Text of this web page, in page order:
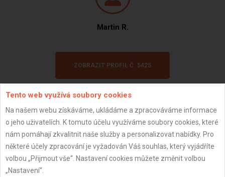
Martin R.
ZOBRAZIT PROFIL Č. 5425
Důležité informace
Naše firmy a řemeslníci
Tento web využívá soubory cookies
Na našem webu získáváme, ukládáme a zpracováváme informace
o jeho uživatelích. K tomuto účelu využíváme soubory cookies, které
nám pomáhají zkvalitnit naše služby a personalizovat nabídky. Pro
některé účely zpracování je vyžadován Váš souhlas, který vyjádříte
volbou „Přijmout vše“. Nastavení cookies můžete změnit volbou
„Nastavení“.